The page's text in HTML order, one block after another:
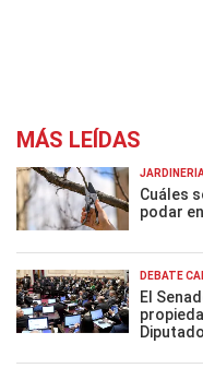
MÁS LEÍDAS
Cuáles
podar
DEBATE
El